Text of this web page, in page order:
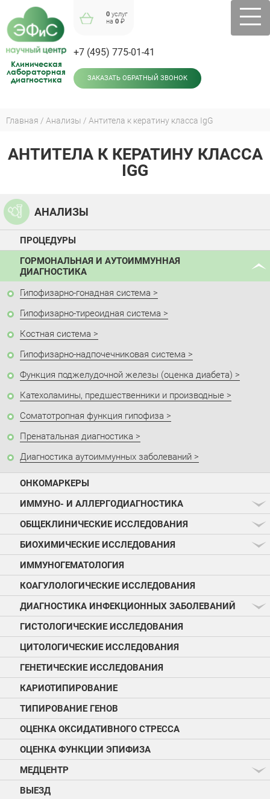
navigation
Клиническая
лабораторная
диагностика
0 услуг
на0 ₽
+7 (495) 775-01-41
ЗАКАЗАТЬ ОБРАТНЫЙ ЗВОНОК
здесь
Главная Анализы Антитела к кератину класса IgG
Back
to
АНТИТЕЛА К КЕРАТИНУ КЛАССА
IGG
АНАЛИЗЫ
ПРОЦЕДУРЫ
ГОРМОНАЛЬНАЯ И АУТОИММУННАЯ
ДИАГНОСТИКА
Гипофизарно-гонадная система
Гипофизарно-тиреоидная система
Костная система
Гипофизарно-надпочечниковая система
Функция поджелудочной железы (оценка диабета)
Катехоламины, предшественники и производные
Соматотропная функция гипофиза
Пренатальная диагностика
Диагностика аутоиммунных заболеваний
ОНКОМАРКЕРЫ
ИММУНО- И АЛЛЕРГОДИАГНОСТИКА
ОБЩЕКЛИНИЧЕСКИЕ ИССЛЕДОВАНИЯ
БИОХИМИЧЕСКИЕ ИССЛЕДОВАНИЯ
ИММУНОГЕМАТОЛОГИЯ
КОАГУЛОЛОГИЧЕСКИЕ ИССЛЕДОВАНИЯ
ДИАГНОСТИКА ИНФЕКЦИОННЫХ ЗАБОЛЕВАНИЙ
ГИСТОЛОГИЧЕСКИЕ ИССЛЕДОВАНИЯ
ЦИТОЛОГИЧЕСКИЕ ИССЛЕДОВАНИЯ
ГЕНЕТИЧЕСКИЕ ИССЛЕДОВАНИЯ
КАРИОТИПИРОВАНИЕ
ТИПИРОВАНИЕ ГЕНОВ
ОЦЕНКА ОКСИДАТИВНОГО СТРЕССА
ОЦЕНКА ФУНКЦИИ ЭПИФИЗА
МЕДЦЕНТР
ВЫЕЗД